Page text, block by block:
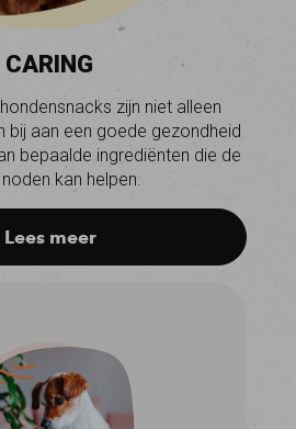
zijn niet alleen
bij aan een goede gezondheid
bepaalde ingrediënten die de
kan helpen.
Lees meer